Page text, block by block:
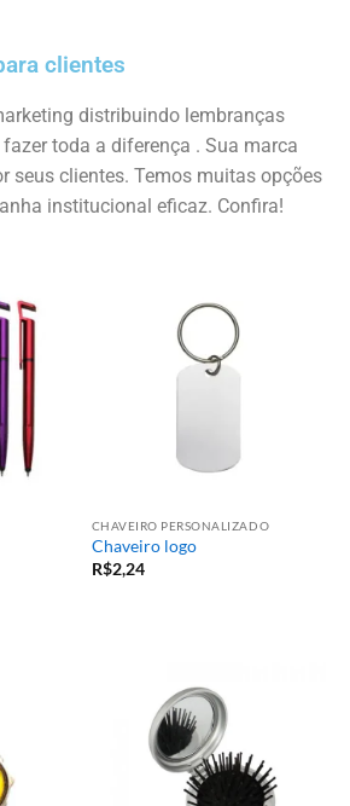
clientes
distribuindo lembranças
toda a diferença . Sua marca
seus clientes. Temos muitas opções
institucional eficaz. Confira!
CHAVEIRO PERSONALIZADO
Chaveiro logo
R$2,24